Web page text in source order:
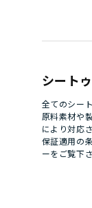
シート
全てのシー
原料素材や
により対応
保証適用の
ーをご覧下さ